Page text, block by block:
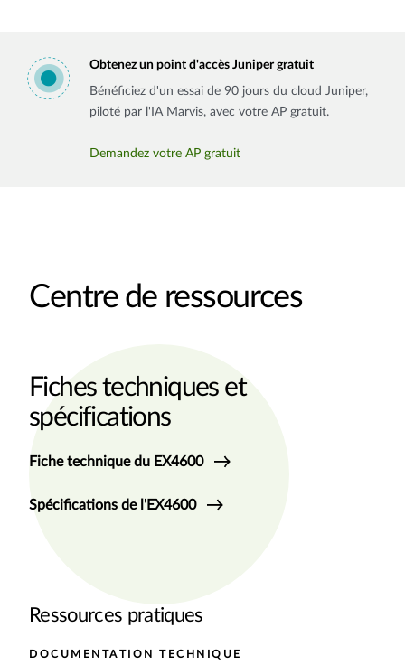
Obtenez un point d'accès Juniper gratuit
Bénéficiez d'un essai de 90 jours du cloud Juniper,
piloté par l'IA Marvis, avec votre AP gratuit.
Demandez votre AP gratuit
Centre de ressources
Ressources pratiques
DOCUMENTATION TECHNIQUE
Fiches techniques et
spécifications
Fiche technique du EX4600
Spécifications de l'EX4600